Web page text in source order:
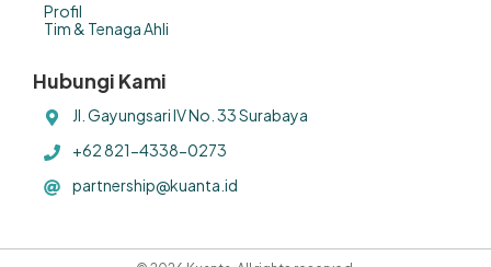
Profil
Tim & Tenaga Ahli
Hubungi Kami
Jl. Gayungsari IV No. 33 Surabaya
+62 821-4338-0273
partnership@kuanta.id